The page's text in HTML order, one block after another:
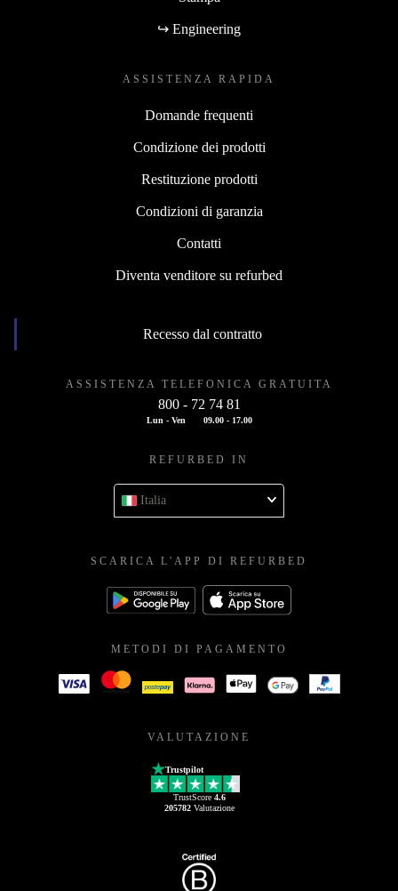
↪ Engineering
ASSISTENZA RAPIDA
Domande frequenti
Condizione dei prodotti
Restituzione prodotti
Condizioni di garanzia
Contatti
Diventa venditore su refurbed
Recesso dal contratto
ASSISTENZA TELEFONICA GRATUITA
800 - 72 74 81
Lun - Ven 09.00 - 17.00
REFURBED IN
Italia
SCARICA L'APP DI REFURBED
METODI DI PAGAMENTO
VALUTAZIONE
Trustpilot
TrustScore 4.6
205782Valutazione